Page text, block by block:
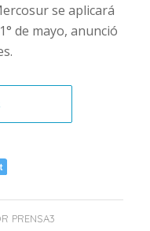
se aplicará
de mayo, anunció
PRENSA3